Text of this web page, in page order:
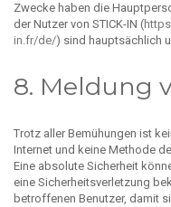
Zwecke haben die
der Nutzer von STICK-IN (
in.fr/de/) sind hauptsächlich
8. Meldung
Trotz aller Bemühungen ist
Internet und keine Methode
Eine absolute Sicherheit
eine Sicherheitsverletzung
betroffenen Benutzer, damit